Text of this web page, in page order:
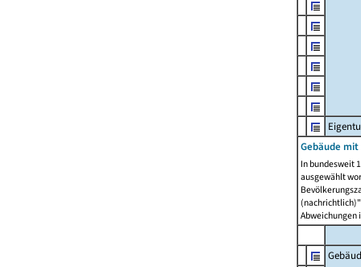
Gebäude
In bundesweit
ausgewählt
Abweichungen